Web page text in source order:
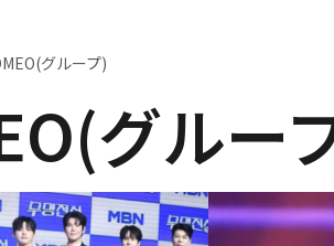
グループ)
グルー